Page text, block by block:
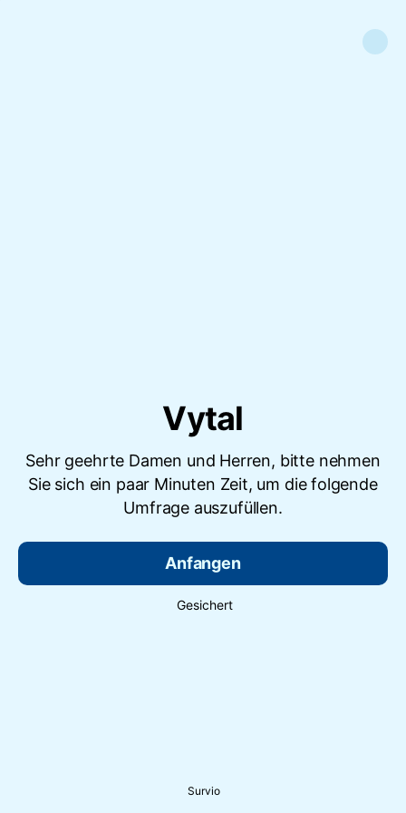
Vytal
Sehr geehrte Damen und Herren, bitte nehmen
Sie sich ein paar Minuten Zeit, um die folgende
Umfrage auszufüllen.
Anfangen
Gesichert
Survio